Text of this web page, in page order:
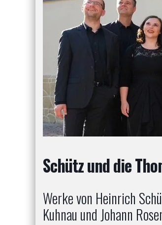
Schütz und die
Werke von Heinrich
Kuhnau und Johann